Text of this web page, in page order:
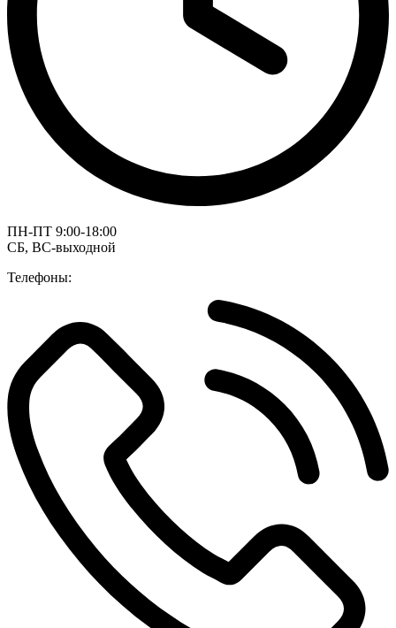
ПН-ПТ 9:00-18:00
СБ, ВС-выходной
Телефоны: